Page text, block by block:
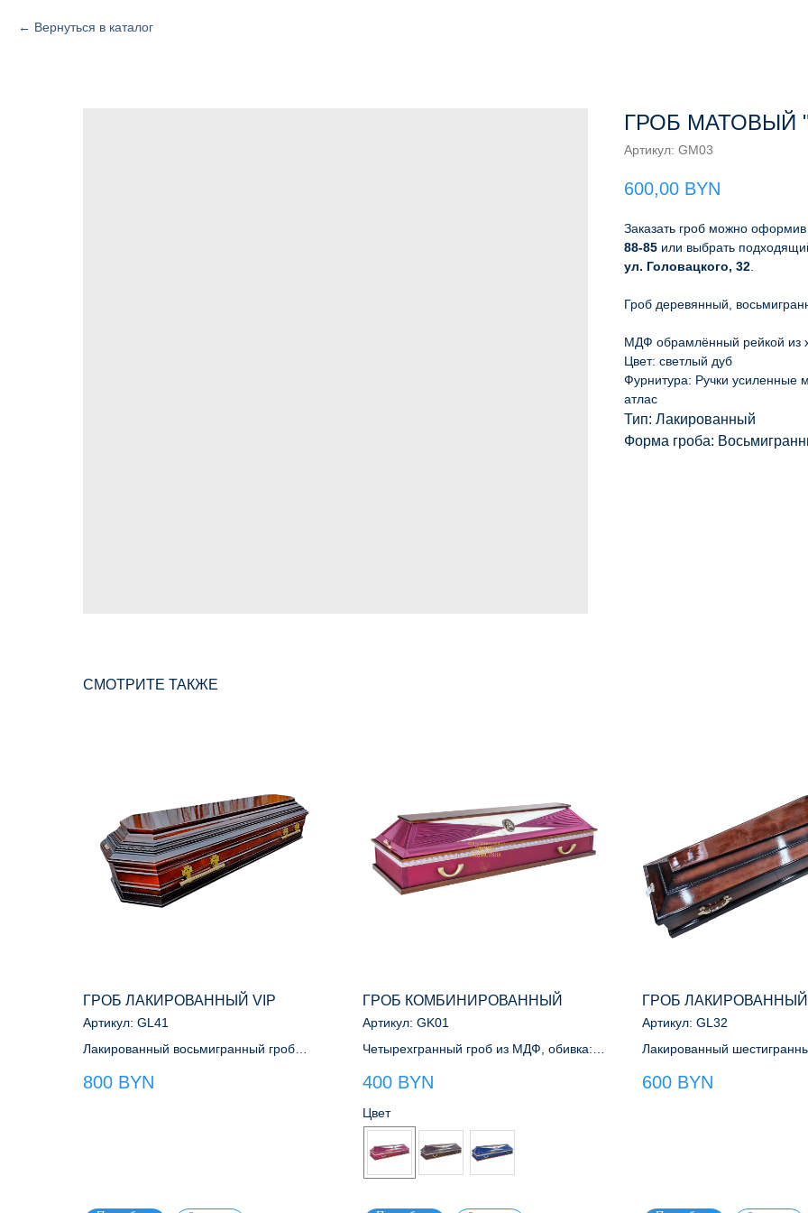
Вернуться в каталог
ГРОБ МАТОВЫЙ
Артикул: GM03
600,00 BYN
Заказать гроб можно
88-85 или выбрать
ул. Головацкого, 32.
Гроб деревянный,
МДФ обрамлённый рейкой из
Цвет: cветлый дуб
Фурнитура: Ручки усиленные
атлас
Тип: Лакированный
Форма гроба:
СМОТРИТЕ ТАКЖЕ
ГРОБ ЛАКИРОВАННЫЙ VIP
Артикул: GL41
Лакированный восьмигранный гроб
800 BYN
ГРОБ КОМБИНИРОВАННЫЙ
Артикул: GK01
Четырехгранный гроб из МДФ, обивка:
400 BYN
Цвет
ГРОБ ЛАКИРОВАННЫЙ
Артикул: GL32
Лакированный
600 BYN